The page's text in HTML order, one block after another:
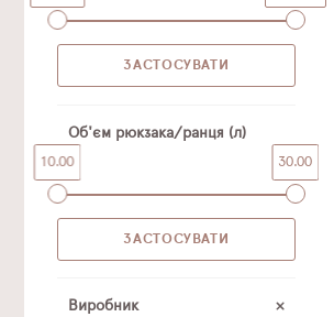
Об'єм рюкзака/ранця (л)
10.00 30.00
Виробник